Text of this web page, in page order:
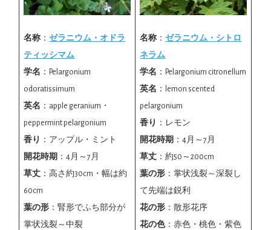
名称 ：ゼラニウム・オドラ
ティッシマム
学名 ：Pelargonium
odoratissimum
英名 ：apple geranium・
peppermint pelargonium
香り
：アップル・ミント
開花時期 ：4月～7月
草丈 ：高さ約30cm・幅は約
60cm
葉の形 ：腎形でふち部分が
掌状浅裂～中裂
名称 ：ゼラニウム・シトロ
ネラム
学名 ：Pelargonium citronellum
英名 ：lemon scented
pelargonium
香り
：レモン
開花時期 ：4月～7月
草丈 ：約50～200cm
葉の形 ：掌状浅裂～深裂し
て先端は鋭利
花の形 ：散形花序
花の色：赤色・桃色・紫色